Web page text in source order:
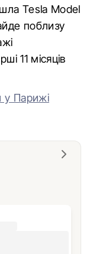
Tesla Model
поблизу
11 місяців
у Парижі